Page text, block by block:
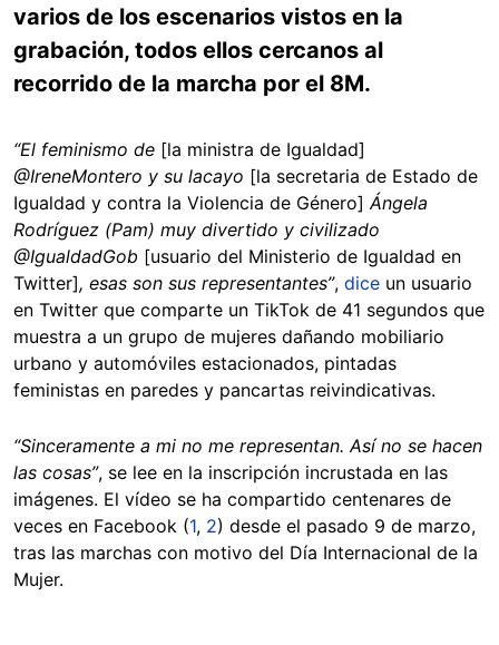
varios de los escenarios vistos en la
grabación, todos ellos cercanos al
recorrido de la marcha por el 8M.
“El feminismo de [la ministra de Igualdad]
@IreneMontero y su lacayo [la secretaria de Estado de
Igualdad y contra la Violencia de Género] Ángela
Rodríguez (Pam) muy divertido y civilizado
@IgualdadGob [usuario del Ministerio de Igualdad en
Twitter], esas son sus representantes”, dice un usuario
en Twitter que comparte un TikTok de 41 segundos que
muestra a un grupo de mujeres dañando mobiliario
urbano y automóviles estacionados, pintadas
feministas en paredes y pancartas reivindicativas.
“Sinceramente a mi no me representan. Así no se hacen
las cosas”, se lee en la inscripción incrustada en las
imágenes. El vídeo se ha compartido centenares de
veces en Facebook (1, 2) desde el pasado 9 de marzo,
tras las marchas con motivo del Día Internacional de la
Mujer.